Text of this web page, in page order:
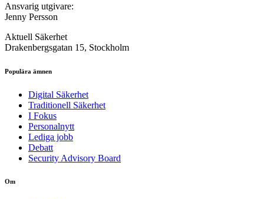
Ansvarig utgivare:
Jenny Persson
Aktuell Säkerhet
Drakenbergsgatan 15, Stockholm
Populära ämnen
Digital Säkerhet
Traditionell Säkerhet
I Fokus
Personalnytt
Lediga jobb
Debatt
Security Advisory Board
Om